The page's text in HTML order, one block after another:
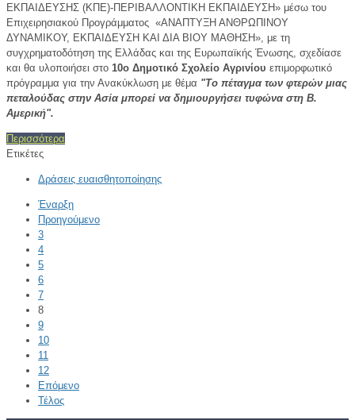
ΕΚΠΑΙΔΕΥΣΗΣ (ΚΠΕ)-ΠΕΡΙΒΑΛΛΟΝΤΙΚΗ ΕΚΠΑΙΔΕΥΣΗ» μέσω του
Επιχειρησιακού Προγράμματος «ΑΝΑΠΤΥΞΗ ΑΝΘΡΩΠΙΝΟΥ
ΔΥΝΑΜΙΚΟΥ, ΕΚΠΑΙΔΕΥΣΗ ΚΑΙ ΔΙΑ ΒΙΟΥ ΜΑΘΗΣΗ», με τη
συγχρηματοδότηση της Ελλάδας και της Ευρωπαϊκής Ένωσης, σχεδίασε
και θα υλοποιήσει στo 10ο Δημοτικό Σχολείο Αγρινίου επιμορφωτικό
πρόγραμμα για την Ανακύκλωση με θέμα "Το πέταγμα των φτερών μιας
πεταλούδας στην Ασία μπορεί να δημιουργήσει τυφώνα στη Β.
Αμερική".
Περισσότερα
Ετικέτες
Δράσεις ευαισθητοποίησης
Έναρξη
Προηγούμενο
3
4
5
6
7
8
9
10
11
12
Επόμενο
Τέλος